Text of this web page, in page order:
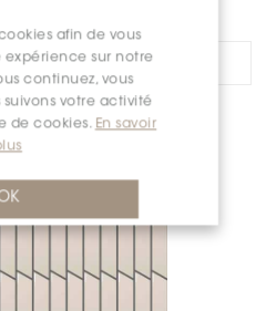
afin de vous
sur notre
continuez, vous
votre activité
de cookies. En savoir